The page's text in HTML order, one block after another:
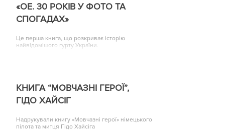
«ОЕ. 30 РОКІВ У ФОТО ТА
СПОГАДАХ»
Це перша книга, що розкриває історію
найвідомішого гурту України.
КНИГА “МОВЧАЗНІ ГЕРОЇ”,
ГІДО ХАЙСІГ
Надрукували книгу «Мовчазні герої» німецького
пілота та митця Гідо Хайсіга